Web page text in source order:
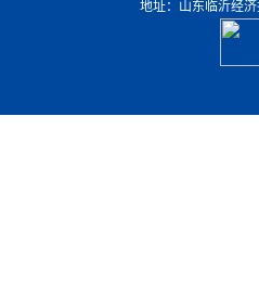
地址：山东临沂经